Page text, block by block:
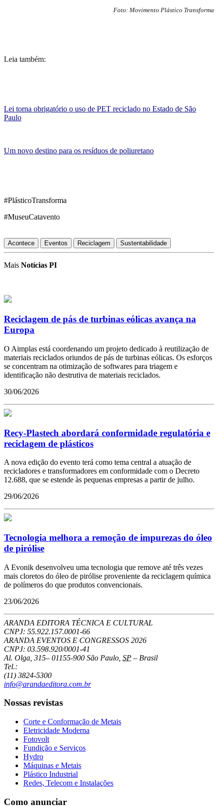
Foto: Movimento Plástico Transforma
Leia também:
Lei torna obrigatório o uso de PET reciclado no Estado de São
Paulo
Um novo destino para os resíduos de poliuretano
#PlásticoTransforma
#MuseuCatavento
Acontece Eventos Reciclagem Sustentabilidade
Mais Notícias PI
Reciclagem de pás de turbinas eólicas avança na
Europa
O Aimplas está coordenando um projeto dedicado à reutilização de
materiais reciclados oriundos de pás de turbinas eólicas. Os esforços
se concentram na otimização de softwares para triagem e
identificação não destrutiva de materiais reciclados.
30/06/2026
Recy-Plastech abordará conformidade regulatória e
reciclagem de plásticos
A nova edição do evento terá como tema central a atuação de
recicladores e transformadores em conformidade com o Decreto
12.688, que se estende às pequenas empresas a partir de julho.
29/06/2026
Tecnologia melhora a remoção de impurezas do óleo
de pirólise
A Evonik desenvolveu uma tecnologia que remove até três vezes
mais cloretos do óleo de pirólise proveniente da reciclagem química
de polímeros do que produtos convencionais.
23/06/2026
ARANDA EDITORA TÉCNICA E CULTURAL
CNPJ: 55.922.157.0001-66
ARANDA EVENTOS E CONGRESSOS 2026
CNPJ: 03.598.920/0001-41
Al. Olga, 315– 01155-900 São Paulo SP – Brasil
Tel.:
(11) 3824-5300
info@arandaeditora.com.br
Nossas revistas
Corte e Conformação de Metais
Eletricidade Moderna
Fotovolt
Fundição e Serviços
Hydro
Máquinas e Metais
Plástico Industrial
Redes, Telecom e Instalações
Como anunciar